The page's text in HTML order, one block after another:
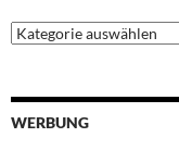
Ressorts
&
WERBUNG